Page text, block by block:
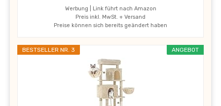
Werbung | Link führt nach Amazon
Preis inkl. MwSt. + Versand
Preise können sich bereits geändert haben
ANGEBOT
BESTSELLER NR. 3